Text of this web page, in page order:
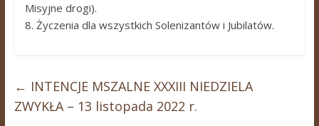
Misyjne drogi).
8. Życzenia dla wszystkich Solenizantów i Jubilatów.
← INTENCJE MSZALNE XXXIII NIEDZIELA
ZWYKŁA – 13 listopada 2022 r.